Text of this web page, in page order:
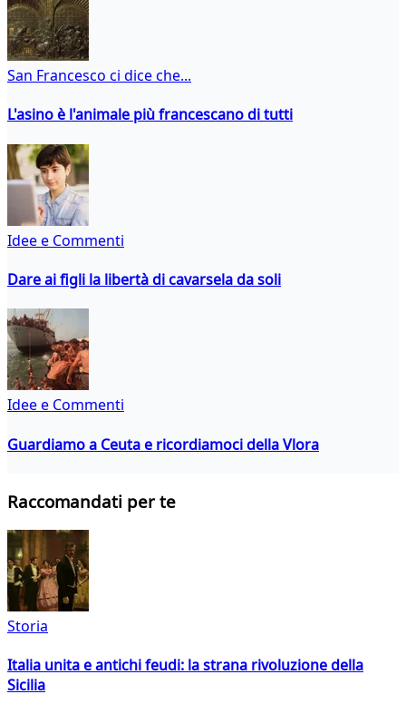
San Francesco ci dice che...
L'asino è l'animale più francescano di tutti
Idee e Commenti
Dare ai figli la libertà di cavarsela da soli
Idee e Commenti
Guardiamo a Ceuta e ricordiamoci della Vlora
Raccomandati per te
Storia
Italia unita e antichi feudi: la strana rivoluzione della
Sicilia